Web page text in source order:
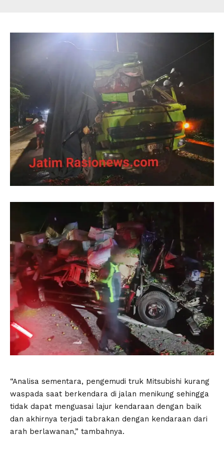
“Analisa sementara, pengemudi truk Mitsubishi kurang
waspada saat berkendara di jalan menikung sehingga
tidak dapat menguasai lajur kendaraan dengan baik
dan akhirnya terjadi tabrakan dengan kendaraan dari
arah berlawanan,” tambahnya.